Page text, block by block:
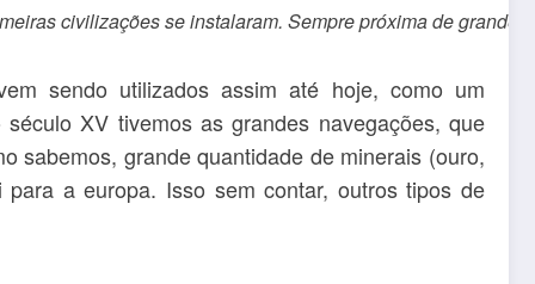
civilizações se instalaram. Sempre próxima de grandes
sendo utilizados assim até hoje, como um
XV tivemos as grandes navegações, que
sabemos, grande quantidade de minerais (ouro,
a europa. Isso sem contar, outros tipos de